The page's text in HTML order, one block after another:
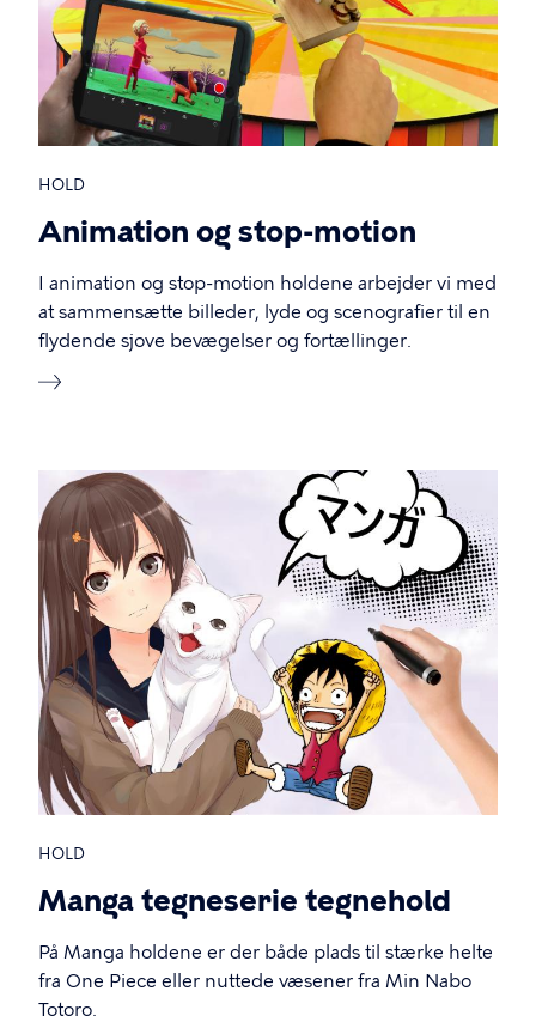
HOLD
Animation og stop-motion
I animation og stop-motion holdene arbejder vi med
at sammensætte billeder, lyde og scenografier til en
flydende sjove bevægelser og fortællinger.
HOLD
Manga tegneserie tegnehold
På Manga holdene er der både plads til stærke helte
fra One Piece eller nuttede væsener fra Min Nabo
Totoro.